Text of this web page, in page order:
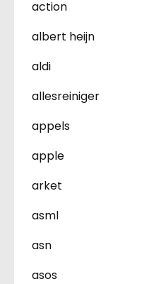
action
albert heijn
aldi
allesreiniger
appels
apple
arket
asml
asn
asos